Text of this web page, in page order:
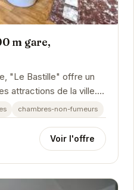
m gare,
"Le Bastille" offre un
attractions de la ville.
et confortable...
chambres-non-fumeurs
Voir l'offre